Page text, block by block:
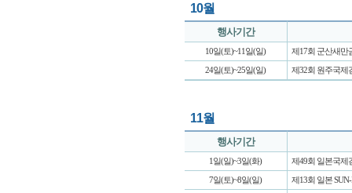
10월
행사기간
10일(토)~11일(일)
제17회 군산새만
24일(토)~25일(일)
제32회 원주국제
11월
행사기간
1일(일)~3일(화)
제49회 일본국제
7일(토)~8일(일)
제13회 일본